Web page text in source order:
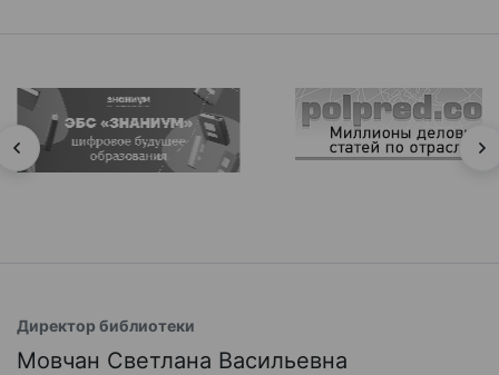
Директор библиотеки
Мовчан Светлана Васильевна